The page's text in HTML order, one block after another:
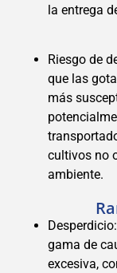
la entrega
Riesgo de
que las
más
cultivos no
ambiente.
gama de
excesiva,